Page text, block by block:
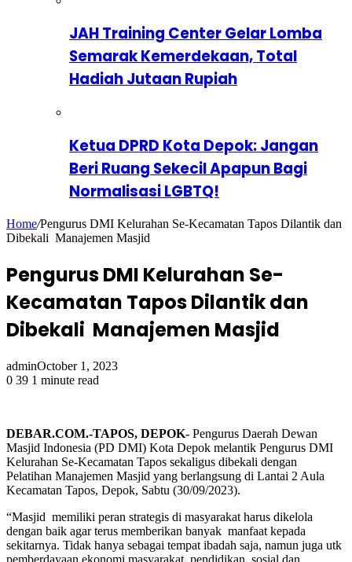
JAH Training Center Gelar Lomba
Semarak Kemerdekaan, Total
Hadiah Jutaan Rupiah
Ketua DPRD Kota Depok: Jangan
Beri Ruang Sekecil Apapun Bagi
Normalisasi LGBTQ!
Home/Pengurus DMI Kelurahan Se-Kecamatan Tapos Dilantik dan
Dibekali Manajemen Masjid
Pengurus DMI Kelurahan Se-
Kecamatan Tapos Dilantik dan
Dibekali Manajemen Masjid
adminOctober 1, 2023
0 39 1 minute read
DEBAR.COM.-TAPOS, DEPOK- Pengurus Daerah Dewan
Masjid Indonesia (PD DMI) Kota Depok melantik Pengurus DMI
Kelurahan Se-Kecamatan Tapos sekaligus dibekali dengan
Pelatihan Manajemen Masjid yang berlangsung di Lantai 2 Aula
Kecamatan Tapos, Depok, Sabtu (30/09/2023).
“Masjid memiliki peran strategis di masyarakat harus dikelola
dengan baik agar terus memberikan banyak manfaat kepada
sekitarnya. Tidak hanya sebagai tempat ibadah saja, namun juga utk